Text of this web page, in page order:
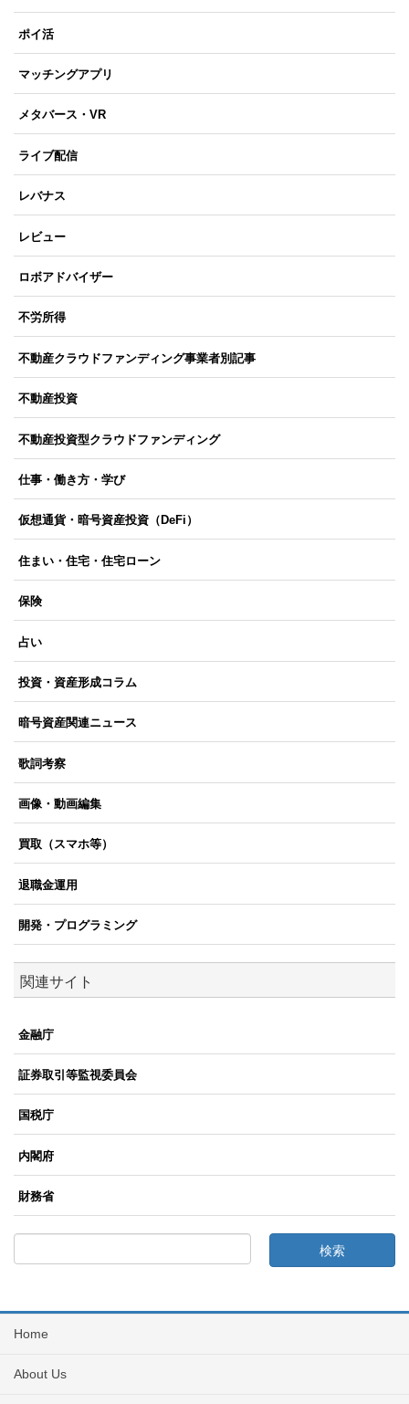
ポイ活
マッチングアプリ
メタバース・VR
ライブ配信
レバナス
レビュー
ロボアドバイザー
不労所得
不動産クラウドファンディング事業者別記事
不動産投資
不動産投資型クラウドファンディング
仕事・働き方・学び
仮想通貨・暗号資産投資（DeFi）
住まい・住宅・住宅ローン
保険
占い
投資・資産形成コラム
暗号資産関連ニュース
歌詞考察
画像・動画編集
買取（スマホ等）
退職金運用
開発・プログラミング
関連サイト
金融庁
証券取引等監視委員会
国税庁
内閣府
財務省
Home
About Us